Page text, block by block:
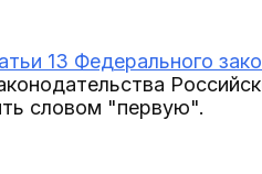
13 Федерального
словом "первую".